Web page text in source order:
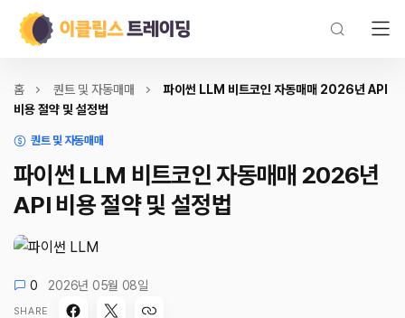
홈 퀀트 및 자동매매
파이썬 LLM 비트코인 자동매매 2026년 API
비용 절약 및 설정법
퀀트 및 자동매매
파이썬 LLM 비트코인 자동매매 2026년
API 비용 절약 및 설정법
0 2026년 05월 08일
SHARE